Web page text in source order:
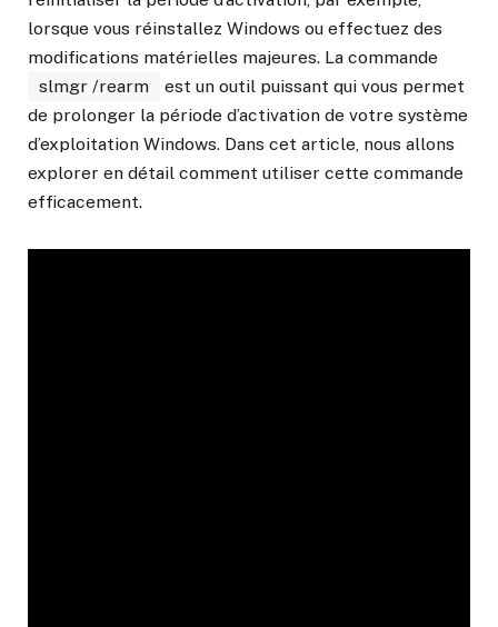
lorsque vous réinstallez Windows ou effectuez des
modifications matérielles majeures. La commande
slmgr /rearm
est un outil puissant qui vous permet
de prolonger la période d’activation de votre système
d’exploitation Windows. Dans cet article, nous allons
explorer en détail comment utiliser cette commande
efficacement.